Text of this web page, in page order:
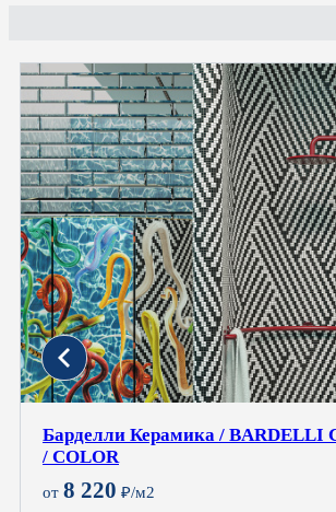
Барделли Керамика / BARDELLI
/ COLOR
от 8 220 ₽/м2